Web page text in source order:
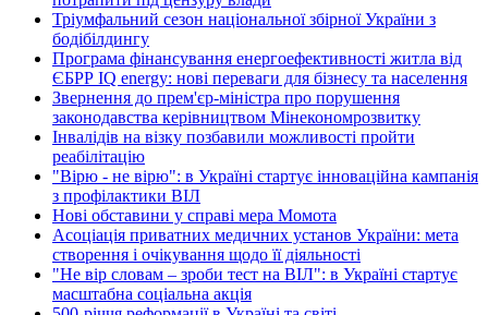
Тріумфальний сезон національної збірної України з
бодібілдингу
Програма фінансування енергоефективності житла від
ЄБРР IQ energy: нові переваги для бізнесу та населення
Звернення до прем'єр-міністра про порушення
законодавства керівництвом Мінекономрозвитку
Інвалідів на візку позбавили можливості пройти
реабілітацію
"Вірю - не вірю": в Україні стартує інноваційна кампанія
з профілактики ВІЛ
Нові обставини у справі мера Момота
Асоціація приватних медичних установ України: мета
створення і очікування щодо її діяльності
"Не вір словам – зроби тест на ВІЛ": в Україні стартує
масштабна соціальна акція